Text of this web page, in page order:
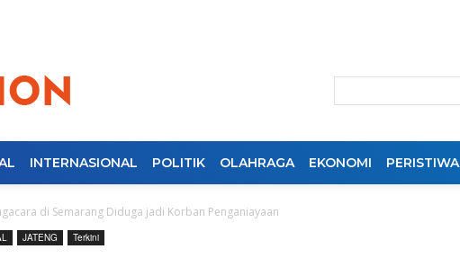
INTERNASIONAL POLITIK OLAHRAGA EKONOMI PERISTIWA
di Semarang Diduga jadi Korban Penganiayaan
JATENG Terkini